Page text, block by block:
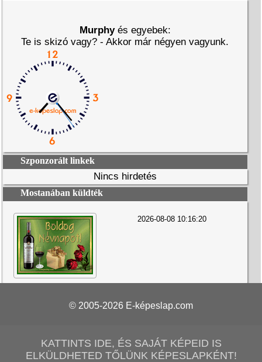
Murphyés egyebek:
Te is skizó vagy? - Akkor már négyen vagyunk.
Szponzorált linkek
Nincs hirdetés
Mostanában küldték
2026-08-08 10:16:20
© 2005-2026 E-képeslap.com
KATTINTS IDE, ÉS SAJÁT KÉPEID IS
ELKÜLDHETED TŐLÜNK KÉPESLAPKÉNT!